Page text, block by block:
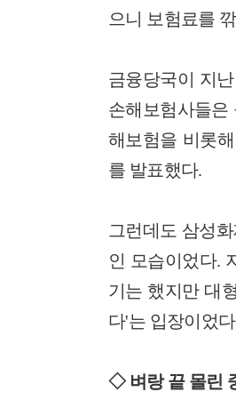
으니 보험료를
금융당국이 지
손해보험사들은
해보험을 비롯
를 발표했다.
그런데도 삼성
인 모습이었다.
기는 했지만 대
다'는 입장이었
◇ 벼랑 끝 몰린